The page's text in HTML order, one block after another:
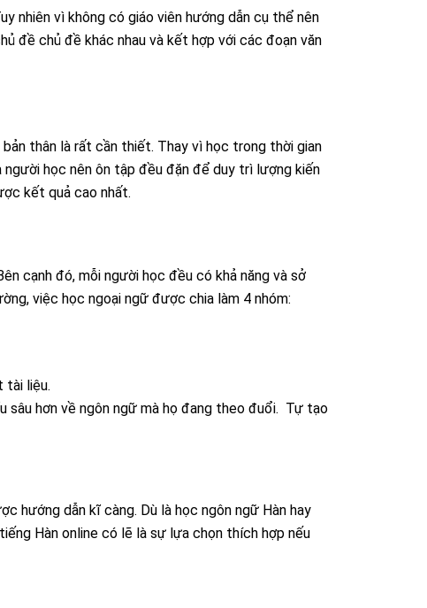
nhiên vì không có giáo viên hướng dẫn cụ thể nên
đề chủ đề khác nhau và kết hợp với các đoạn văn
thân là rất cần thiết. Thay vì học trong thời gian
học nên ôn tập đều đặn để duy trì lượng kiến
kết quả cao nhất.
cạnh đó, mỗi người học đều có khả năng và sở
việc học ngoại ngữ được chia làm 4 nhóm:
tài liệu.
sâu hơn về ngôn ngữ mà họ đang theo đuổi. Tự tạo
hướng dẫn kĩ càng. Dù là học ngôn ngữ Hàn hay
Hàn online có lẽ là sự lựa chọn thích hợp nếu